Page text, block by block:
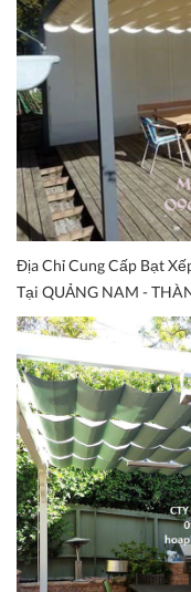
Địa Chỉ Cung Cấp Bạt
Tại QUẢNG NAM -